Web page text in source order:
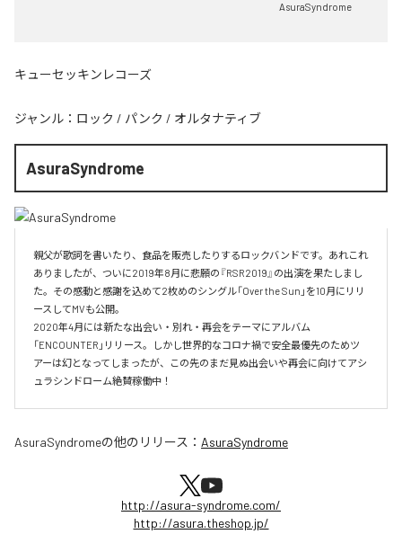
AsuraSyndrome
キューセッキンレコーズ
ジャンル： ロック / パンク / オルタナティブ
AsuraSyndrome
親父が歌詞を書いたり、食品を販売したりするロックバンドです。あれこれ
ありましたが、ついに2019年8月に悲願の『RSR2019』の出演を果たしまし
た。その感動と感謝を込めて2枚めのシングル「Over the Sun」を10月にリリ
ースしてMVも公開。
2020年4月には新たな出会い・別れ・再会をテーマにアルバム
「ENCOUNTER」リリース。しかし世界的なコロナ禍で安全最優先のためツ
アーは幻となってしまったが、この先のまだ見ぬ出会いや再会に向けてアシ
ュラシンドローム絶賛稼働中！
AsuraSyndromeの他のリリース： AsuraSyndrome
http://asura-syndrome.com/
http://asura.theshop.jp/